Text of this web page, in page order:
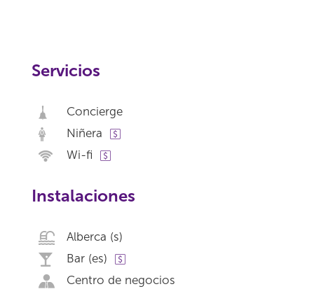
Servicios
Concierge
Niñera
Wi-fi
Instalaciones
Alberca (s)
Bar (es)
Centro de negocios